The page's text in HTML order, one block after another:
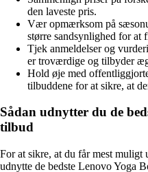
den laveste pris.
Vær opmærksom på
større sandsynlighed for at
Tjek anmeldelser og
er troværdige og tilbyder
Hold øje med
tilbuddene for at sikre, at
Sådan udnytter du de
tilbud
For at sikre, at du får mest
udnytte de bedste Lenovo Yoga